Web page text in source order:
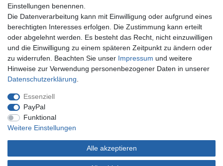
Zahlungsweisen
Kontakt
Christian Repky
SOL-EXPERT group
Mehlisstraße 19
DE-88255 Baindt
Tel.: +49 (0)750 294 115 0
Einstellungen benennen.
Die Datenverarbeitung kann mit Einwilligung oder aufgrund eines
berechtigten Interesses erfolgen. Die Zustimmung kann erteilt
oder abgelehnt werden. Es besteht das Recht, nicht einzuwilligen
und die Einwilligung zu einem späteren Zeitpunkt zu ändern oder
zu widerrufen. Beachten Sie unser Impressum und weitere
Hinweise zur Verwendung personenbezogener Daten in unserer
Daten­schutz­erklärung
Essenziell
PayPal
Funktional
Weitere Einstellungen
Alle akzeptieren